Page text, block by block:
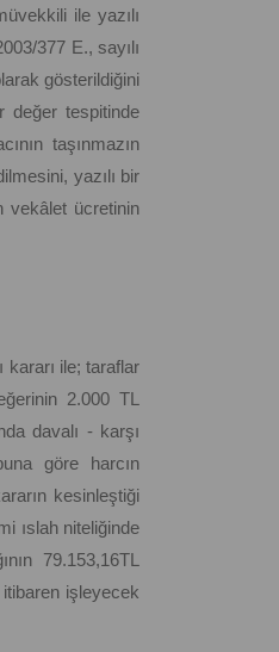
ile yazılı
377 E., sayılı
gösterildiğini
değer tespitinde
taşınmazın
yazılı bir
vekâlet ücretinin
ile; taraflar
2.000 TL
davalı - karşı
göre harcın
kesinleştiği
ıslah niteliğinde
79.153,16TL
işleyecek